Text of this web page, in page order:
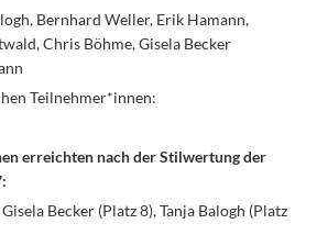
Bernhard Weller, Erik Hamann,
Chris Böhme, Gisela Becker
Teilnehmer*innen:
erreichten nach der Stilwertung der
Becker (Platz 8), Tanja Balogh (Platz